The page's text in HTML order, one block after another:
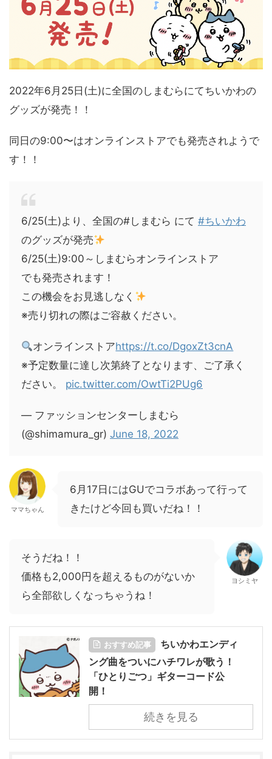
2022年6月25日(土)に全国のしまむらにてちいかわの
グッズが発売！！
同日の9:00〜はオンラインストアでも発売されようで
す！！
6/25(土)より、全国の#しまむら にて #ちいかわ
のグッズが発売
6/25(土)9:00～しまむらオンラインストア
でも発売されます！
この機会をお見逃しなく
※売り切れの際はご容赦ください。
オンラインストアhttps://t.co/DgoxZt3cnA
※予定数量に達し次第終了となります、ご了承く
ださい。 pic.twitter.com/OwtTi2PUg6
— ファッションセンターしまむら
(@shimamura_gr) June 18, 2022
ママちゃん
6月17日にはGUでコラボあって行って
きたけど今回も買いだね！！
そうだね！！
価格も2,000円を超えるものがないか
ら全部欲しくなっちゃうね！
ヨシミヤ
おすすめ記事
ちいかわエンディ
ング曲をついにハチワレが歌う！
「ひとりごつ」ギターコード公
開！
続きを見る